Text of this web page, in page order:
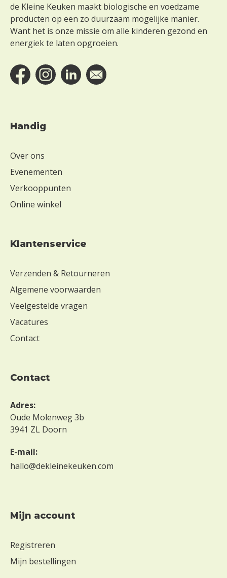
de Kleine Keuken maakt biologische en voedzame
producten op een zo duurzaam mogelijke manier.
Want het is onze missie om alle kinderen gezond en
energiek te laten opgroeien.
Handig
Over ons
Evenementen
Verkooppunten
Online winkel
Klantenservice
Verzenden & Retourneren
Algemene voorwaarden
Veelgestelde vragen
Vacatures
Contact
contact
Adres:
Oude Molenweg 3b
3941 ZL Doorn
E-mail:
hallo@dekleinekeuken.com
Mijn account
Registreren
Mijn bestellingen